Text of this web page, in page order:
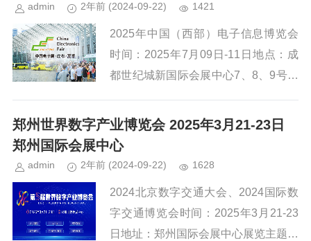
admin 2年前 (2024-09-22) 1421
2025年中国（西部）电子信息博览会
时间：2025年7月09日-11日地点：成
都世纪城新国际会展中心7、8、9号馆
aelec.cn/2023年，随着我国经济...
郑州世界数字产业博览会 2025年3月21-23日
郑州国际会展中心
admin 2年前 (2024-09-22) 1628
2024北京数字交通大会、2024国际数
字交通博览会时间：2025年3月21-23
日地址：郑州国际会展中心展览主题：